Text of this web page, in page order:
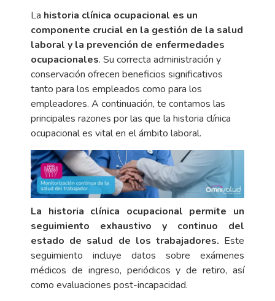
La historia clínica ocupacional es un
componente crucial en la gestión de la salud
laboral y la prevención de enfermedades
ocupacionales. Su correcta administración y
conservación ofrecen beneficios significativos
tanto para los empleados como para los
empleadores. A continuación, te contamos las
principales razones por las que la historia clínica
ocupacional es vital en el ámbito laboral.
La historia clínica ocupacional permite un
seguimiento exhaustivo y continuo del
estado de salud de los trabajadores. Este
seguimiento incluye datos sobre exámenes
médicos de ingreso, periódicos y de retiro, así
como evaluaciones post-incapacidad.